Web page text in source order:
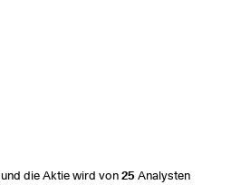
und die Aktie wird von25Analysten